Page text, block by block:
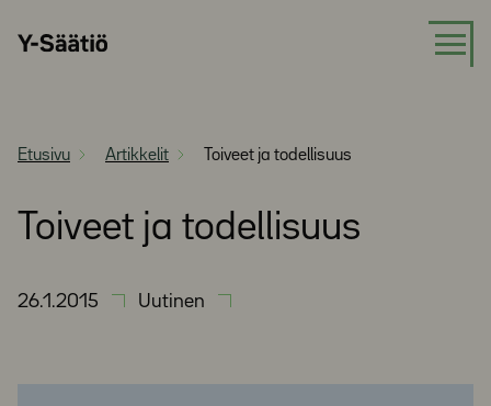
suoraan
Y-
Etusivu Artikkelit Toiveet ja todellisuus
Toiveet ja todellisuus
26.1.2015 Uutinen